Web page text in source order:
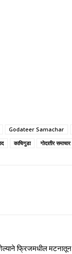
Godateer Samachar
काचिगुडा गोदातीर समाचार
फ्रिजमधील मटनातून